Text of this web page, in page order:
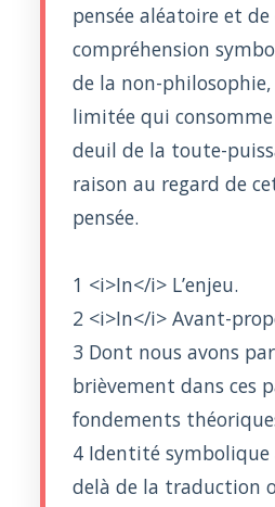
pensée aléatoire et
compréhension
de la non-
limitée qui
deuil de la toute-
raison au regard de
pensée.
1 <i>In</i> L’enjeu.
2 <i>In</i> Avant-
3 Dont nous avons
brièvement dans ces
fondements
4 Identité symbolique
delà de la traduction